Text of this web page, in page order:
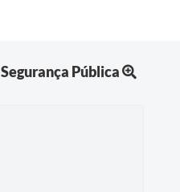
Segurança Pública